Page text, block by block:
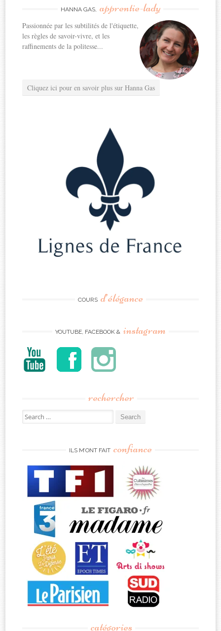
HANNA GAS, apprentie-lady
Passionnée par les subtilités de l'étiquette,
les règles de savoir-vivre, et les
raffinements de la politesse...
Cliquez ici pour en savoir plus sur Hanna Gas
COURS d’élégance
YOUTUBE, FACEBOOK & instagram
rechercher
Search
for:
ILS M’ONT FAIT confiance
catégories